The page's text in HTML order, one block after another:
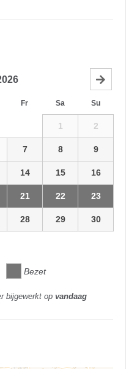
Fr Sa Su
1 2
7 8 9
14 15 16
21 22 23
28 29 30
Bezet
bijgewerkt op vandaag